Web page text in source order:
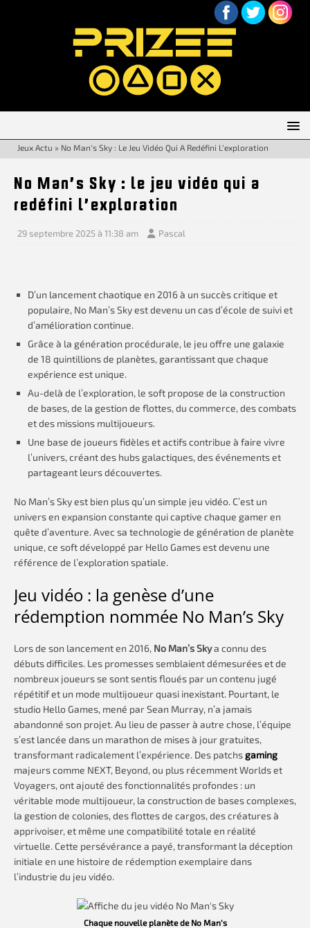
Jeux Actu » No Man’s Sky : Le Jeu Vidéo Qui A Redéfini L’exploration
No Man’s Sky : le jeu vidéo qui a
redéfini l’exploration
29 septembre 2025 à 11:38 am Pascal
D’un lancement chaotique en 2016 à un succès critique et
populaire, No Man’s Sky est devenu un cas d’école de suivi et
d’amélioration continue.
Grâce à la génération procédurale, le jeu offre une galaxie
de 18 quintillions de planètes, garantissant que chaque
expérience est unique.
Au-delà de l’exploration, le soft propose de la construction
de bases, de la gestion de flottes, du commerce, des combats
et des missions multijoueurs.
Une base de joueurs fidèles et actifs contribue à faire vivre
l’univers, créant des hubs galactiques, des événements et
partageant leurs découvertes.
No Man’s Sky est bien plus qu’un simple jeu vidéo. C’est un
univers en expansion constante qui captive chaque gamer en
quête d’aventure. Avec sa technologie de génération de planète
unique, ce soft développé par Hello Games est devenu une
référence de l’exploration spatiale.
Jeu vidéo : la genèse d’une
rédemption nommée No Man’s Sky
Lors de son lancement en 2016, No Man’s Skya connu des
débuts difficiles. Les promesses semblaient démesurées et de
nombreux joueurs se sont sentis floués par un contenu jugé
répétitif et un mode multijoueur quasi inexistant. Pourtant, le
studio Hello Games, mené par Sean Murray, n’a jamais
abandonné son projet. Au lieu de passer à autre chose, l’équipe
s’est lancée dans un marathon de mises à jour gratuites,
transformant radicalement l’expérience. Des patchs gaming
majeurs comme NEXT, Beyond, ou plus récemment Worlds et
Voyagers, ont ajouté des fonctionnalités profondes : un
véritable mode multijoueur, la construction de bases complexes,
la gestion de colonies, des flottes de cargos, des créatures à
apprivoiser, et même une compatibilité totale en réalité
virtuelle. Cette persévérance a payé, transformant la déception
initiale en une histoire de rédemption exemplaire dans
l’industrie du jeu vidéo.
Chaque nouvelle planète de No Man’s